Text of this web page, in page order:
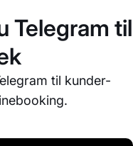
Telegram til
til kunder-